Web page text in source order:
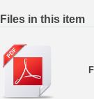
Files in this item